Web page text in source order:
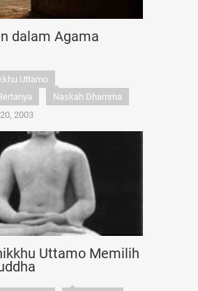
dalam Agama
Uttamo
Naskah Dhamma
2003
Uttamo Memilih